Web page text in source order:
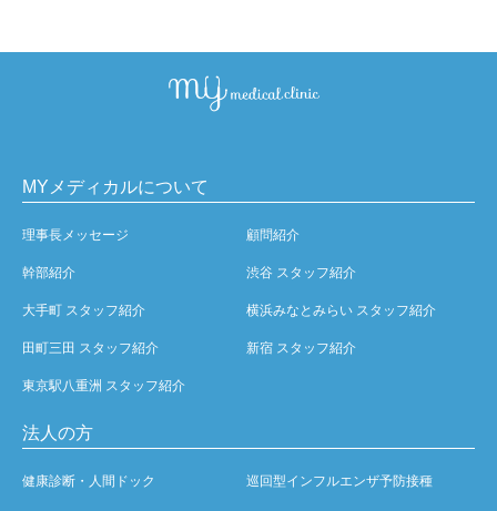
MYメディカルについて
理事長メッセージ 顧問紹介
幹部紹介 渋谷 スタッフ紹介
大手町 スタッフ紹介 横浜みなとみらい スタッフ紹介
田町三田 スタッフ紹介 新宿 スタッフ紹介
東京駅八重洲 スタッフ紹介
法人の方
健康診断・人間ドック 巡回型インフルエンザ予防接種